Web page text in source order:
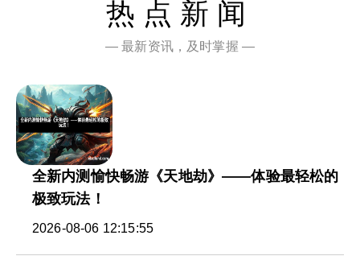
热点新闻
— 最新资讯，及时掌握 —
全新内测愉快畅游《天地劫》——体验最轻松的
极致玩法！
2026-08-06 12:15:55